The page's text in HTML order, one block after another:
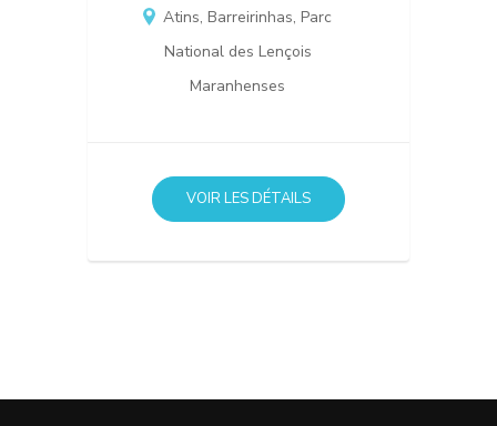
Atins,Barreirinhas,Parc
National des Lençois
Maranhenses
VOIR LES DÉTAILS